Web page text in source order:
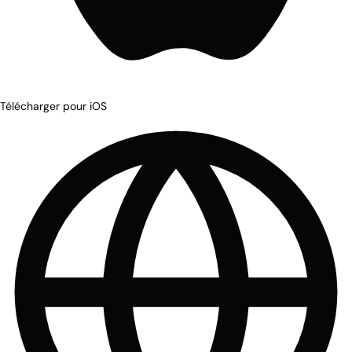
Télécharger pour iOS